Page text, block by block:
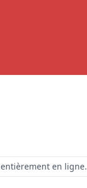
en ligne.